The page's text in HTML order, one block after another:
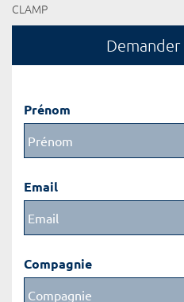
CLAMP
Demander
Prénom
Email
Compagnie